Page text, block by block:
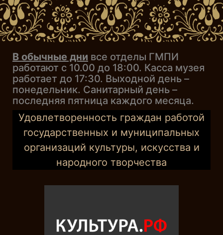
В обычные дни все отделы ГМПИ
работают с 10.00 до 18:00. Касса музея
работает до 17:30. Выходной день –
понедельник. Санитарный день –
последняя пятница каждого месяца.
Удовлетворенность граждан работой
государственных и муниципальных
организаций культуры, искусства и
народного творчества